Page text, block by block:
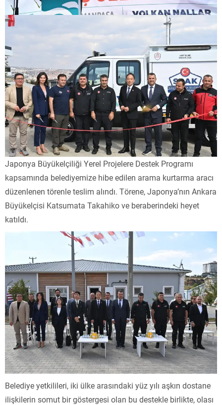
Japonya Büyükelçiliği Yerel Projelere Destek Programı
kapsamında belediyemize hibe edilen arama kurtarma aracı
düzenlenen törenle teslim alındı. Törene, Japonya’nın Ankara
Büyükelçisi Katsumata Takahiko ve beraberindeki heyet
katıldı.
Belediye yetkilileri, iki ülke arasındaki yüz yılı aşkın dostane
ilişkilerin somut bir göstergesi olan bu destekle birlikte, olası